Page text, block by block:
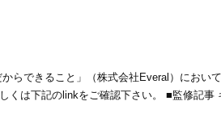
らできること」（株式会社Everal）におい
くは下記のlinkをご確認下さい。 ■監修記事